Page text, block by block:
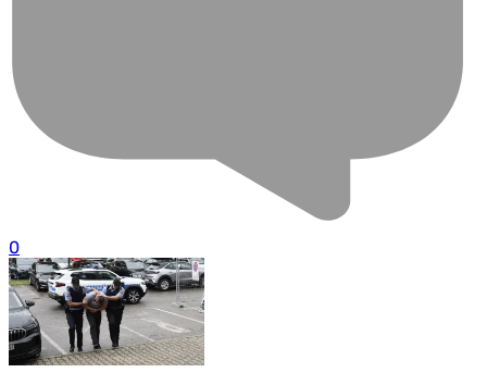
0